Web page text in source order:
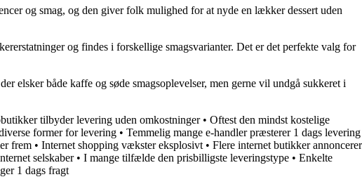
og smag, og den giver folk mulighed for at nyde en lækker dessert uden
og findes i forskellige smagsvarianter. Det er det perfekte valg for
elsker både kaffe og søde smagsoplevelser, men gerne vil undgå sukkeret i
tilbyder levering uden omkostninger• Oftest den mindst kostelige
former for levering • Temmelig mange e-handler præsterer 1 dags levering
frem • Internet shopping vækster eksplosivt • Flere internet butikker annoncerer
selskaber• I mange tilfælde den prisbilligste leveringstype • Enkelte
1 dags fragt